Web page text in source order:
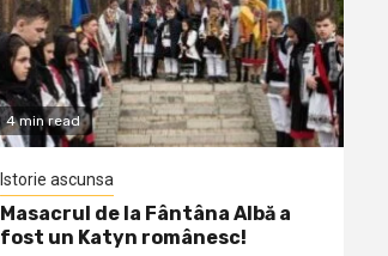
4 min read
Istorie ascunsa
Masacrul de la Fântâna Albă a
fost un Katyn românesc!